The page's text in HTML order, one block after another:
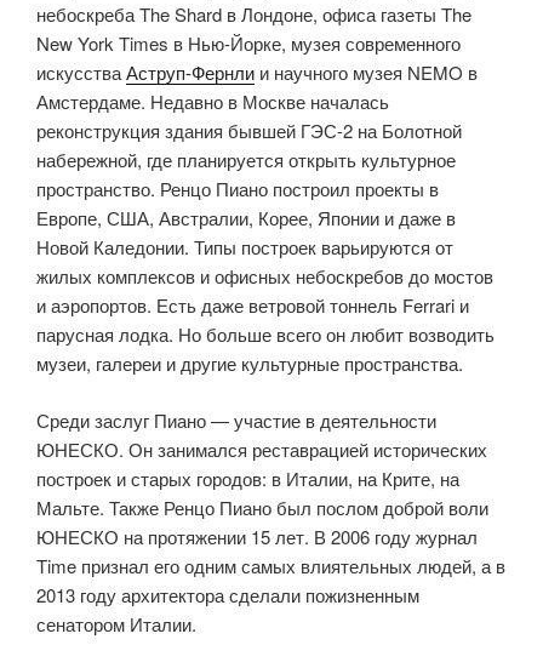
небоскреба The Shard в Лондоне, офиса газеты The
New York Times в Нью-Йорке, музея современного
искусстваАструп-Фернли и научного музея NEMO в
Амстердаме. Недавно в Москве началась
реконструкция здания бывшей ГЭС-2 на Болотной
набережной, где планируется открыть культурное
пространство. Ренцо Пиано построил проекты в
Европе, США, Австралии, Корее, Японии и даже в
Новой Каледонии. Типы построек варьируются от
жилых комплексов и офисных небоскребов до мостов
и аэропортов. Есть даже ветровой тоннель Ferrari и
парусная лодка. Но больше всего он любит возводить
музеи, галереи и другие культурные пространства.
Среди заслуг Пиано — участие в деятельности
ЮНЕСКО. Он занимался реставрацией исторических
построек и старых городов: в Италии, на Крите, на
Мальте. Также Ренцо Пиано был послом доброй воли
ЮНЕСКО на протяжении 15 лет. В 2006 году журнал
Time признал его одним самых влиятельных людей, а в
2013 году архитектора сделали пожизненным
сенатором Италии.